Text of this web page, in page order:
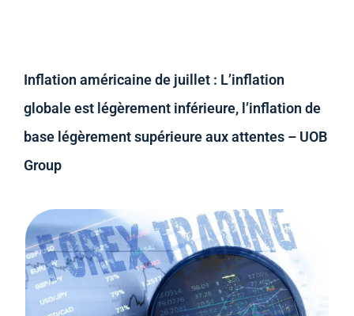
Inflation américaine de juillet : L’inflation
globale est légèrement inférieure, l’inflation de
base légèrement supérieure aux attentes – UOB
Group